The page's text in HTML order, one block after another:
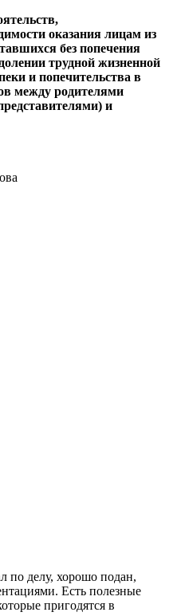
оказания лицам из
без попечения
трудной жизненной
и попечительства в
между родителями
и
по делу, хорошо подан,
Есть полезные
пригодятся в